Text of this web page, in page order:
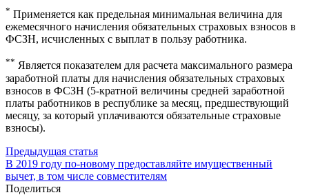
* Применяется как предельная минимальная величина для
ежемесячного начисления обязательных страховых взносов в
ФСЗН, исчисленных с выплат в пользу работника.
** Является показателем для расчета максимального размера
заработной платы для начисления обязательных страховых
взносов в ФСЗН (5-кратной величины средней заработной
платы работников в республике за месяц, предшествующий
месяцу, за который уплачиваются обязательные страховые
взносы).
Предыдущая статья
В 2019 году по-новому предоставляйте имущественный
вычет, в том числе совместителям
Поделиться